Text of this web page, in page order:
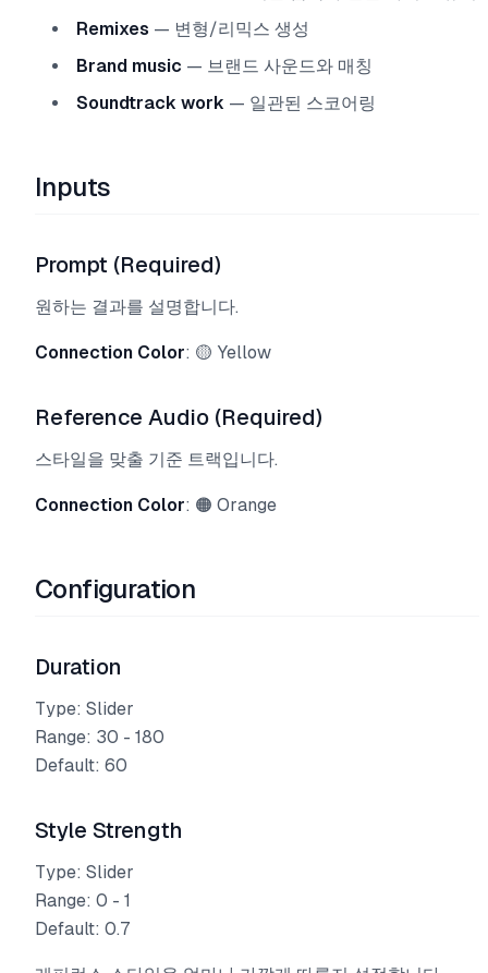
Remixes — 변형/리믹스 생성
Brand music — 브랜드 사운드와 매칭
Soundtrack work — 일관된 스코어링
Inputs
Prompt (Required)
원하는 결과를 설명합니다.
Connection Color: 🟡 Yellow
Reference Audio (Required)
스타일을 맞출 기준 트랙입니다.
Connection Color: 🟠 Orange
Configuration
Duration
Type: Slider
Range: 30 - 180
Default: 60
Style Strength
Type: Slider
Range: 0 - 1
Default: 0.7